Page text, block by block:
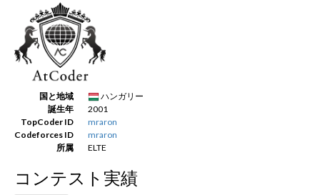
国と地域
ハンガリー
誕生年
2001
TopCoder ID
mraron
Codeforces ID
mraron
所属
ELTE
コンテスト実績